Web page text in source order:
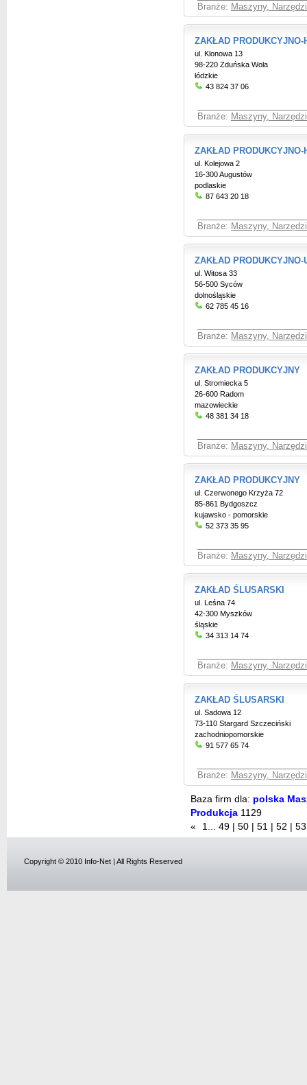
Branże: Maszyny,
ZAKŁAD PRODUKCYJNO-
ul. Klonowa 13
98-220 Zduńska Wola
łódzkie
43 824 37 06
Branże: Maszyny,
ZAKŁAD PRODUKCYJNO-
ul. Kolejowa 2
16-300 Augustów
podlaskie
87 643 20 18
Branże: Maszyny,
ZAKŁAD PRODUKCYJNO-
ul. Witosa 33
56-500 Syców
dolnośląskie
62 785 45 16
Branże: Maszyny,
ZAKŁAD PRODUKCYJNY
ul. Stromiecka 5
26-600 Radom
mazowieckie
48 381 34 18
Branże: Maszyny,
ZAKŁAD PRODUKCYJNY
ul. Czerwonego Krzyża 72
85-861 Bydgoszcz
kujawsko - pomorskie
52 373 35 95
Branże: Maszyny,
ZAKŁAD ŚLUSARSKI
ul. Leśna 74
42-300 Myszków
śląskie
34 313 14 74
Branże: Maszyny,
ZAKŁAD ŚLUSARSKI
ul. Sadowa 12
73-110 Stargard Szczeciński
zachodniopomorskie
91 577 65 74
Branże: Maszyny,
Baza firm dla: polska
Produkcja 1129
«
1... 49 50 51 52 53
Copyright © 2010 Info-Net | All Rights Reserved